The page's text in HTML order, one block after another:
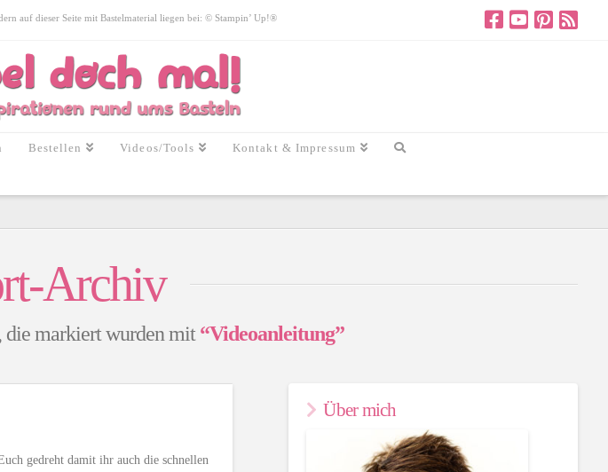
auf dieser Seite mit Bastelmaterial liegen bei: © Stampin’ Up!®
Bestellen Videos/Tools Kontakt & Impressum
Archiv
die markiert wurden mit“Videoanleitung”
gedreht damit ihr auch die schnellen
Über mich